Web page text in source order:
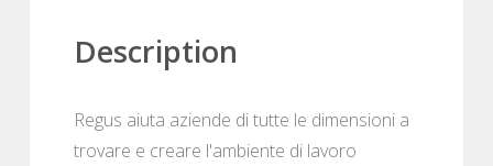
Description
Regus aiuta aziende di tutte le dimensioni a
trovare e creare l'ambiente di lavoro